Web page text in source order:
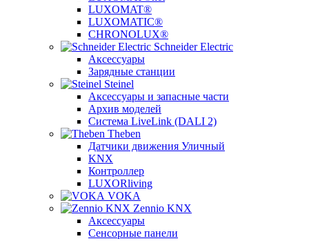
LUXOMAT®
LUXOMATIC®
CHRONOLUX®
Schneider Electric
Аксессуары
Зарядные станции
Steinel
Аксессуары и запасные части
Архив моделей
Система LiveLink (DALI 2)
Theben
Датчики движения Уличный
KNX
Контроллер
LUXORliving
VOKA
Zennio KNX
Аксессуары
Сенсорные панели